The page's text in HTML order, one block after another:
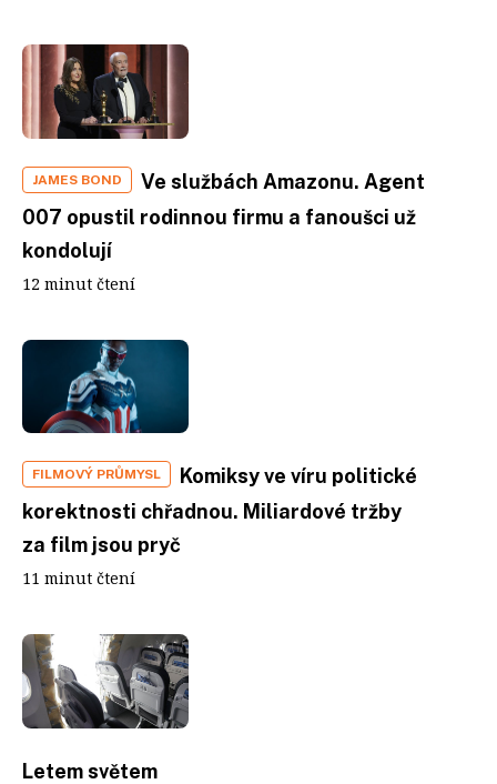
JAMES BOND
Ve službách Amazonu. Agent
007 opustil rodinnou firmu a fanoušci už
kondolují
12 minut čtení
FILMOVÝ PRŮMYSL
Komiksy ve víru politické
korektnosti chřadnou. Miliardové tržby
za film jsou pryč
11 minut čtení
Letem světem